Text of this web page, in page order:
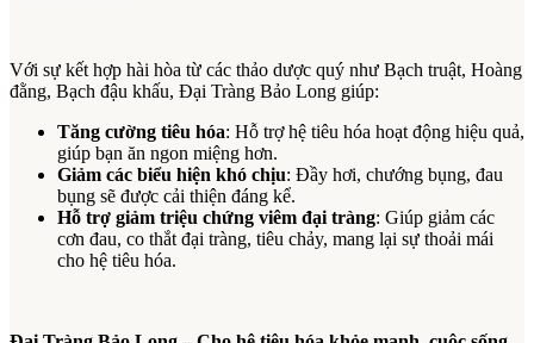
Với sự kết hợp hài hòa từ các thảo dược quý như Bạch truật, Hoàng
đằng, Bạch đậu khấu, Đại Tràng Bảo Long giúp:
Tăng cường tiêu hóa: Hỗ trợ hệ tiêu hóa hoạt động hiệu quả,
giúp bạn ăn ngon miệng hơn.
Giảm các biểu hiện khó chịu: Đầy hơi, chướng bụng, đau
bụng sẽ được cải thiện đáng kể.
Hỗ trợ giảm triệu chứng viêm đại tràng: Giúp giảm các
cơn đau, co thắt đại tràng, tiêu chảy, mang lại sự thoải mái
cho hệ tiêu hóa.